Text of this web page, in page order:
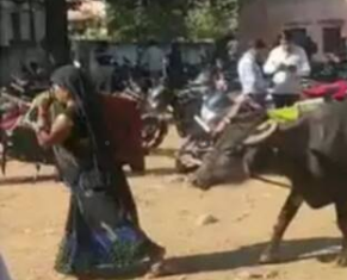
मध्य प्रदेश: तहसीलदार
पर भैंस लेकर दफ्तर
जानें क्या है मामला
लेखन अंजली Jan 09, 2020 08:38 pm
क्या है खबर?
यह धारणा है कि कई सरकारी